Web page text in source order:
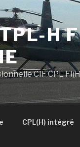
H
CIF CPL
CPL(H) intégré